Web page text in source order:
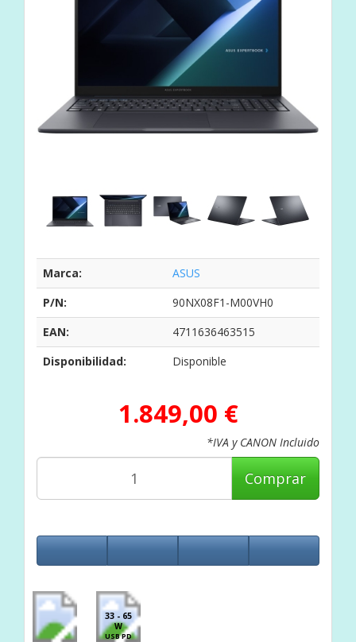
Marca:
ASUS
P/N:
90NX08F1-M00VH0
EAN:
4711636463515
Disponibilidad:
Disponible
1.849,00 €
*IVA y CANON Incluido
Comprar
33 - 65
W
USB PD